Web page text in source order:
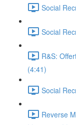
Social
Social
R&S:
(4:41)
Social
Reverse